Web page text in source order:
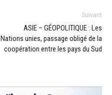
Suivant
ASIE – GÉOPOLITIQUE : Les
Nations unies, passage obligé de la
coopération entre les pays du Sud